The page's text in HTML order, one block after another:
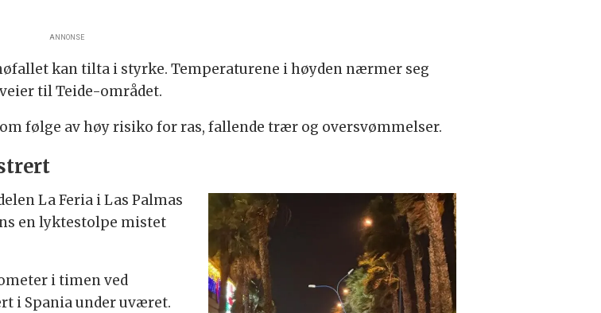
ANNONSE
kan tilta i styrke. Temperaturene i høyden nærmer seg
til Teide-området.
følge av høy risiko for ras, fallende trær og oversvømmelser.
La Feria i Las Palmas
en lyktestolpe mistet
i timen ved
i Spania under uværet.